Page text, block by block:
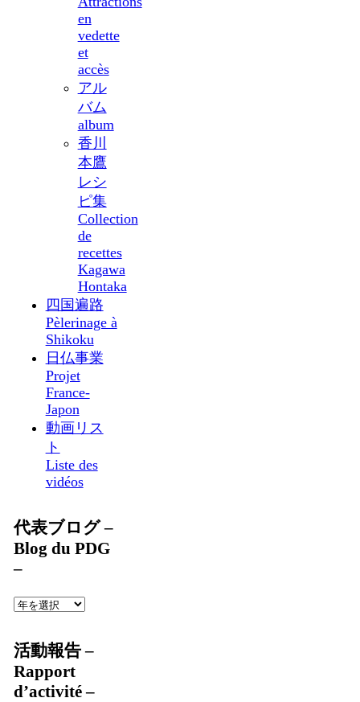
en
vedette
et
accès
アル
バム
album
香川
本鷹
レシ
ピ集
Collection
de
recettes
Kagawa
Hontaka
四国遍路
Pèlerinage à
Shikoku
日仏事業
Projet
France-
Japon
動画リス
ト
Liste des
vidéos
代表ブログ –
Blog du PDG
–
活動報告 –
Rapport
d’activité –